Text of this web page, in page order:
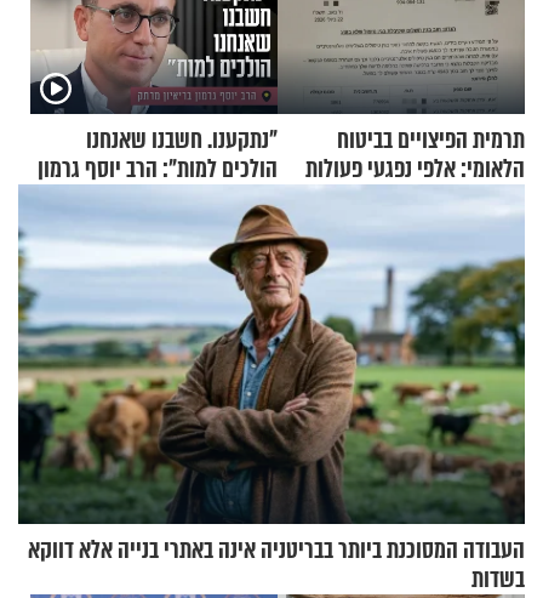
תרמית הפיצויים בביטוח
הלאומי: אלפי נפגעי פעולות
איבה קיבלו כספים במירמה
"נתקענו. חשבנו שאנחנו
הולכים למות": הרב יוסף גרמון
בריאיון מרתק
העבודה המסוכנת ביותר בבריטניה אינה באתרי בנייה אלא דווקא
בשדות